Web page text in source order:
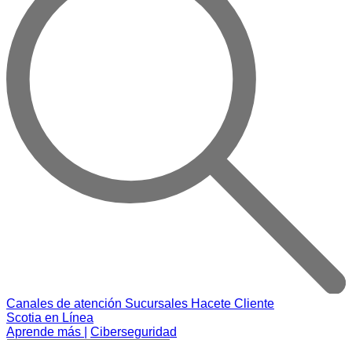
Canales de atención Sucursales Hacete Cliente
Scotia en Línea
Aprende más |
Ciberseguridad